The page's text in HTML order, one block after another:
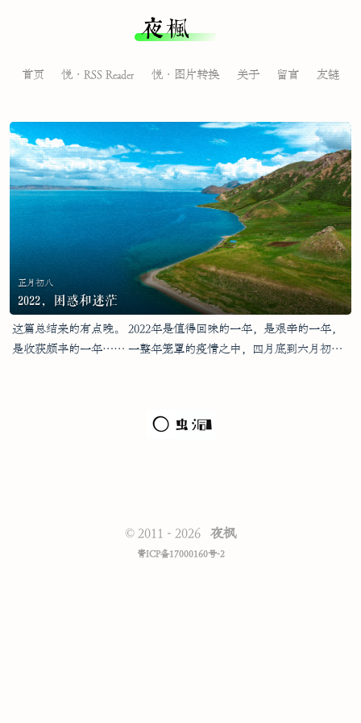
夜枫
首页 悦·RSS Reader 悦·图片转换 关于 留言 友链
正月初八
2022，困惑和迷茫
这篇总结来的有点晚。 2022年是值得回味的一年，是艰辛的一年，
是收获颇丰的一年…… 一整年笼罩的疫情之中，四月底到六月初，
© 2011 - 2026 夜枫
青ICP备17000160号-2